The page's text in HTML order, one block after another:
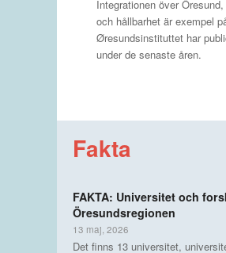
Integrationen över
och hållbarhet är exempel
Øresundsinstituttet har
under de senaste åren.
Fakta
FAKTA: Universitet och
Öresundsregionen
13 maj, 2026
Det finns 13 universitet,